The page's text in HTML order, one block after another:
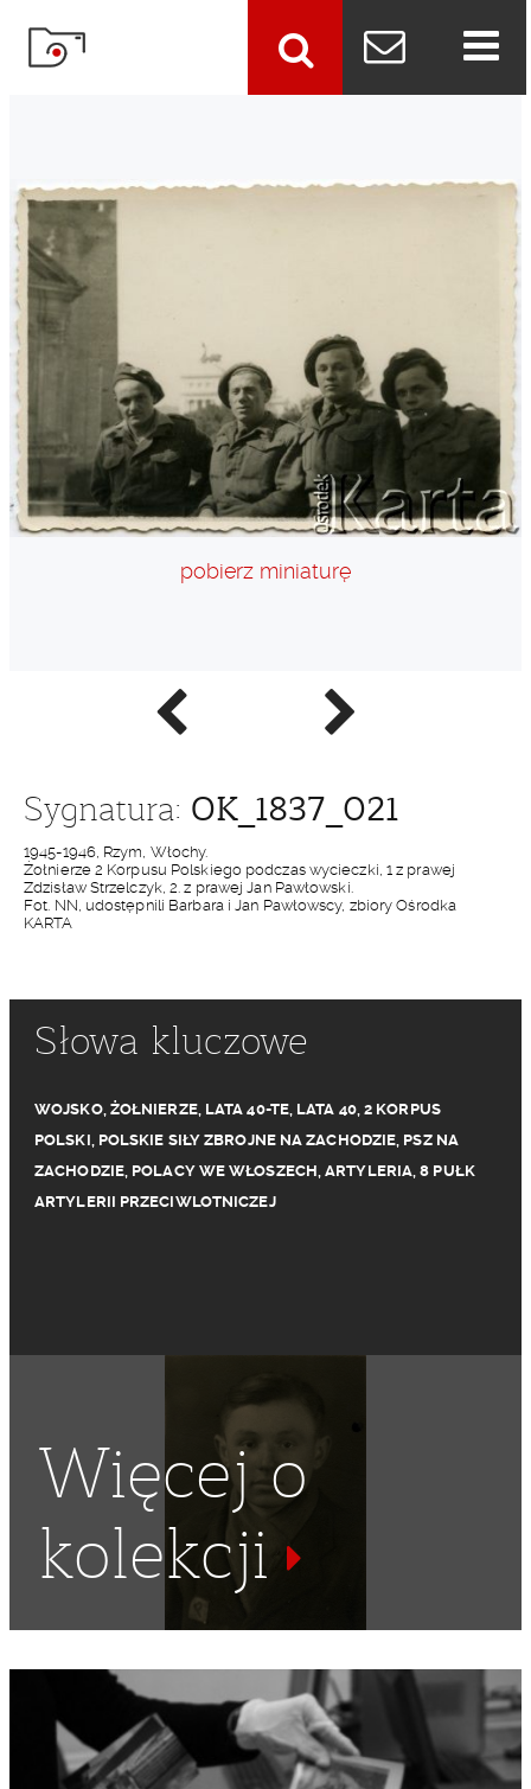
Poprzednie
zdjęcie
Następne
zdjęcie
pobierz miniaturę
Sygnatura: OK_1837_021
1945-1946, Rzym, Włochy.
Żołnierze 2 Korpusu Polskiego podczas wycieczki, 1 z prawej
Zdzisław Strzelczyk, 2. z prawej Jan Pawłowski.
Fot. NN, udostępnili Barbara i Jan Pawłowscy, zbiory Ośrodka
KARTA
Słowa kluczowe
WOJSKO, ŻOŁNIERZE, LATA 40-TE, LATA 40,2 KORPUS
POLSKI, POLSKIE SIŁY ZBROJNE NA ZACHODZIE, PSZ NA
ZACHODZIE, POLACY WE WŁOSZECH,ARTYLERIA,8 PUŁK
ARTYLERII PRZECIWLOTNICZEJ
Więcej o
kolekcji